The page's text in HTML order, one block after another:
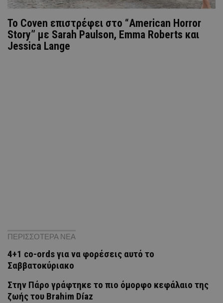
Το Coven επιστρέφει στο “American Horror
Story” με Sarah Paulson, Emma Roberts και
Jessica Lange
ΠΕΡΙΣΣΟΤΕΡΑ ΝΕΑ
4+1 co-ords για να φορέσεις αυτό το
Σαββατοκύριακο
Στην Πάρο γράφτηκε το πιο όμορφο κεφάλαιο της
ζωής του Brahim Díaz